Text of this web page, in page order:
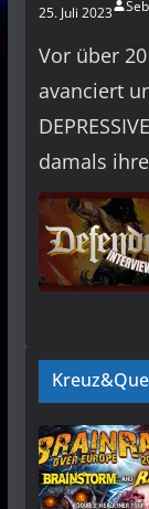
25. Juli 2023
Vor über
avanciert
damals ihre